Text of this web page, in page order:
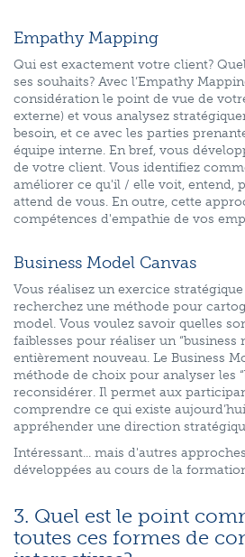
Empathy Mapping
Qui est exactement votre client?
ses souhaits? Avec l’Empathy
considération le point de vue de
externe) et vous analysez
besoin, et ce avec les parties
équipe interne. En bref, vous
de votre client. Vous identifiez
améliorer ce qu'il / elle voit, entend,
attend de vous. En outre, cette
compétences d'empathie de vos
Business Model Canvas
Vous réalisez un exercice
recherchez une méthode pour
model. Vous voulez savoir quelles
faiblesses pour réaliser un “business
entièrement nouveau. Le Business
méthode de choix pour analyser les
reconsidérer. Il permet aux
comprendre ce qui existe
appréhender une direction
Intéressant... mais d'autres
développées au cours de la
3. Quel est le point
toutes ces formes de